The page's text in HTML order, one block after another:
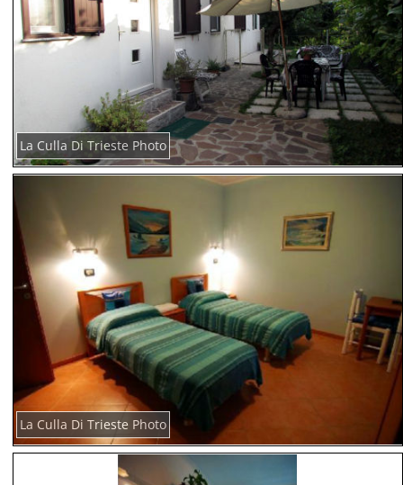
La Culla Di Trieste Photo
La Culla Di Trieste Photo